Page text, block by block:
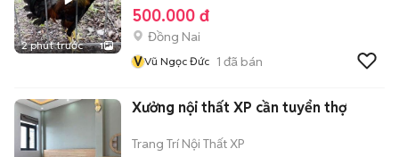
2 phút trước 1
500.000 đ
Đồng Nai
VVũ Ngọc Đức 1 đã bán
Xưởng nội thất XP cần tuyển thợ
Trang Trí Nội Thất XP